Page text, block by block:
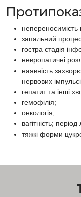
непереносимість
запальний процес
гостра стадія
невропатичні
наявність
нервових
гепатит та інші
гемофілія;
онкологія;
вагітність; період
тяжкі форми